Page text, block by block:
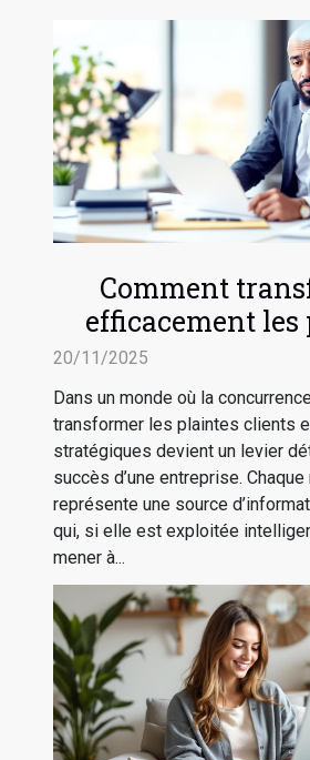
Comment
efficacement les
clients en
20/11/2025
Dans un monde où la
transformer les plaintes clients
stratégiques devient un levier
succès d’une entreprise.
représente une source
qui, si elle est exploitée
mener à...